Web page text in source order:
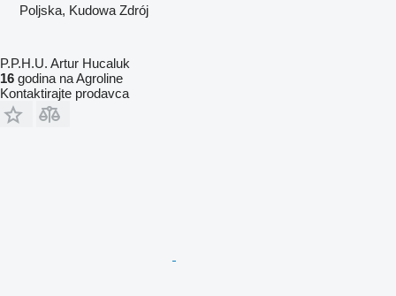
Poljska, Kudowa Zdrój
P.P.H.U. Artur Hucaluk
16 godina na Agroline
Kontaktirajte prodavca